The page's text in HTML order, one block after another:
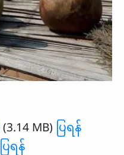
(3.14 MB) ပြရန်
ပြရန်